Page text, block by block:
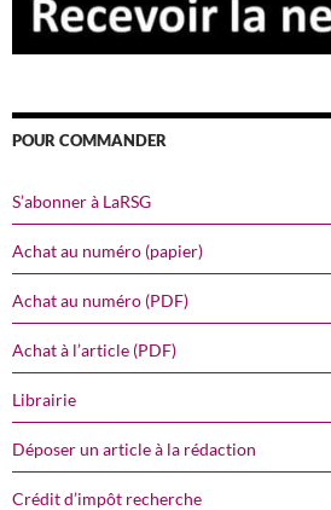
POUR COMMANDER
S’abonner à LaRSG
Achat au numéro (papier)
Achat au numéro (PDF)
Achat à l’article (PDF)
Librairie
Déposer un article à la rédaction
Crédit d’impôt recherche